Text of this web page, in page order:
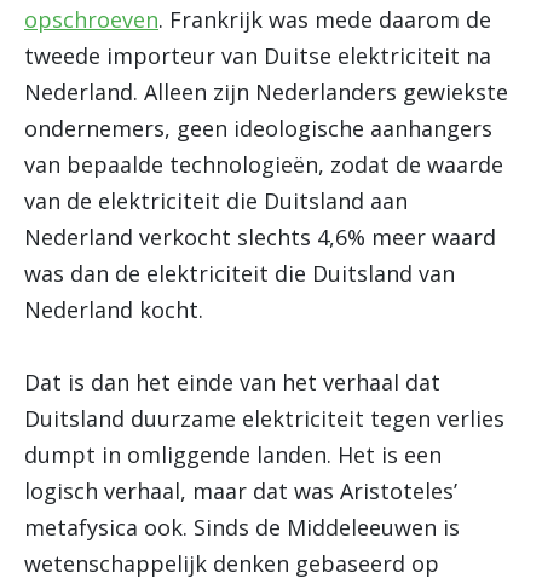
opschroeven. Frankrijk was mede daarom de
tweede importeur van Duitse elektriciteit na
Nederland. Alleen zijn Nederlanders gewiekste
ondernemers, geen ideologische aanhangers
van bepaalde technologieën, zodat de waarde
van de elektriciteit die Duitsland aan
Nederland verkocht slechts 4,6% meer waard
was dan de elektriciteit die Duitsland van
Nederland kocht.
Dat is dan het einde van het verhaal dat
Duitsland duurzame elektriciteit tegen verlies
dumpt in omliggende landen. Het is een
logisch verhaal, maar dat was Aristoteles’
metafysica ook. Sinds de Middeleeuwen is
wetenschappelijk denken gebaseerd op